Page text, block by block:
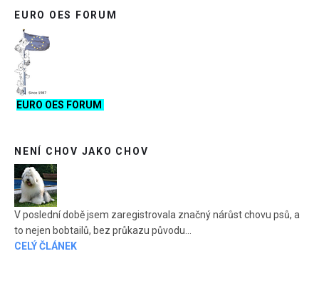
EURO OES FORUM
EURO OES FORUM
NENÍ CHOV JAKO CHOV
V poslední době jsem zaregistrovala značný nárůst chovu psů, a
to nejen bobtailů, bez průkazu původu...
CELÝ ČLÁNEK